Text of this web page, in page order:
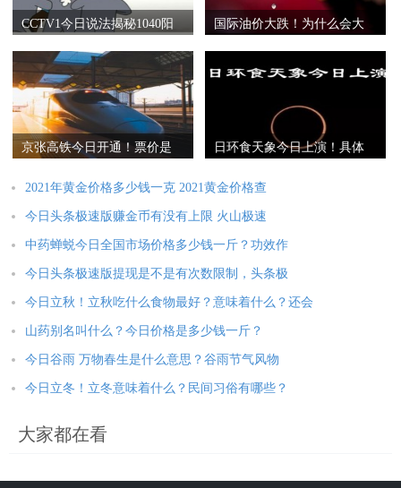
CCTV1今日说法揭秘1040阳
国际油价大跌！为什么会大
京张高铁今日开通！票价是
义？
日环食天象今日上演！具体
2021年黄金价格多少钱一克 2021黄金价格查
今日头条极速版赚金币有没有上限 火山极速
中药蝉蜕今日全国市场价格多少钱一斤？功效作
今日头条极速版提现是不是有次数限制，头条极
今日立秋！立秋吃什么食物最好？意味着什么？还会
山药别名叫什么？今日价格是多少钱一斤？
今日谷雨 万物春生是什么意思？谷雨节气风物
今日立冬！立冬意味着什么？民间习俗有哪些？
大家都在看